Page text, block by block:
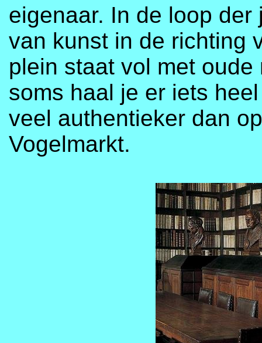
eigenaar. In de loop
van kunst in de richting
plein staat vol met
soms haal je er iets
veel authentieker dan
Vogelmarkt.